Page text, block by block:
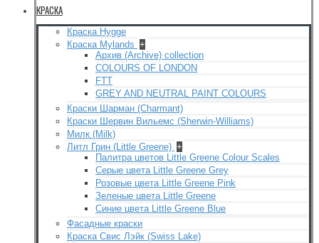
КРАСКА
Краска Hygge
Краска Mylands +
Архив (Archive) collection
COLOURS OF LONDON
FTT
GREY AND NEUTRAL PAINT COLOURS
Краски Шарман (Charmant)
Краски Шервин Вильемс (Sherwin-Williams)
Милк (Milk)
Литл Грин (Little Greene) +
Палитра цветов Little Greene Colour Scales
Серые цвета Little Greene Grey
Розовые цвета Little Greene Pink
Зеленые цвета Little Greene
Синие цвета Little Greene Blue
Фасадные краски
Краска Свис Лэйк (Swiss Lake)